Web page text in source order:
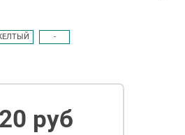
-
руб